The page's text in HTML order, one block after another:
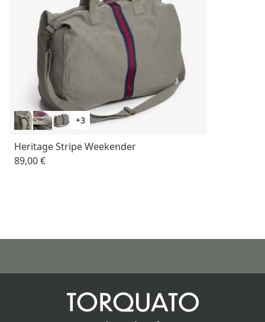
+3
Heritage Stripe Weekender
89,00 €